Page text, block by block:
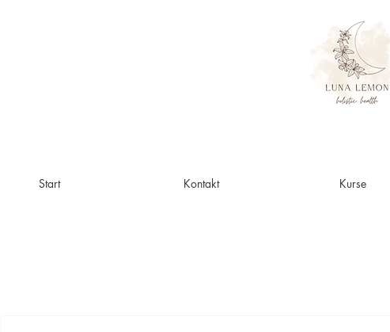
Start Kontakt Kurse